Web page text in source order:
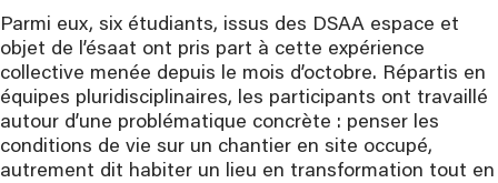
Parmi eux, six étudiants, issus des DSAA espace et
objet de l’ésaat ont pris part à cette expérience
collective menée depuis le mois d’octobre. Répartis en
équipes pluridisciplinaires, les participants ont travaillé
autour d’une problématique concrète : penser les
conditions de vie sur un chantier en site occupé,
autrement dit habiter un lieu en transformation tout en